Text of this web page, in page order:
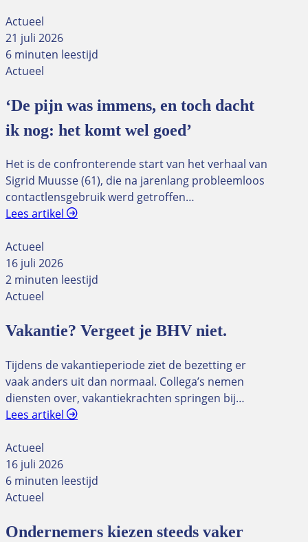
Actueel
21 juli 2026
6 minuten leestijd
Actueel
‘De pijn was immens, en toch dacht
ik nog: het komt wel goed’
Het is de confronterende start van het verhaal van
Sigrid Muusse (61), die na jarenlang probleemloos
contactlensgebruik werd getroffen…
Lees artikel
Actueel
16 juli 2026
2 minuten leestijd
Actueel
Vakantie? Vergeet je BHV niet.
Tijdens de vakantieperiode ziet de bezetting er
vaak anders uit dan normaal. Collega’s nemen
diensten over, vakantiekrachten springen bij…
Lees artikel
Actueel
16 juli 2026
6 minuten leestijd
Actueel
Ondernemers kiezen steeds vaker